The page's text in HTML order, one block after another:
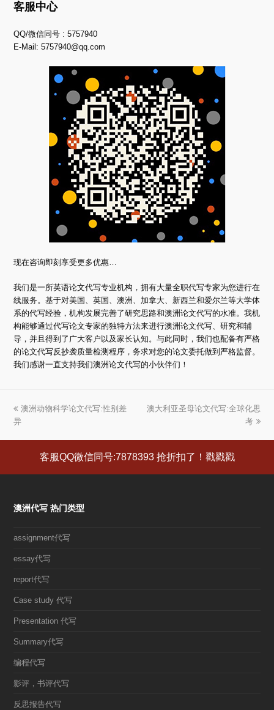
客服中心
QQ/微信同号 : 5757940
E-Mail:5757940@qq.com
现在咨询即刻享受更多优惠…
我们是一所英语论文代写专业机构，拥有大量全职代写专家为您进行在
线服务。基于对美国、英国、澳洲、加拿大、新西兰和爱尔兰等大学体
系的代写经验，机构发展完善了研究思路和澳洲论文代写的水准。我机
构能够通过代写论文专家的独特方法来进行澳洲论文代写、研究和辅
导，并且得到了广大客户以及家长认知。与此同时，我们也配备有严格
的论文代写反抄袭质量检测程序，务求对您的论文委托做到严格监督。
我们感谢一直支持我们澳洲论文代写的小伙伴们！
上
一
澳洲动物科学论文代写:性别差
异
下
章:
澳大利亚圣母论文代写:全球化思
考
客服QQ微信同号:7878393 抢折扣了！戳戳戳
澳洲代写 热门类型
assignment代写
essay代写
report代写
Case study 代写
Presentation 代写
Summary代写
编程代写
影评，书评代写
反思报告代写